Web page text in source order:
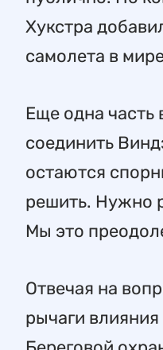
Хукстра
самолета в
Еще одна
соединить
остаются
решить. Нужно
Мы это
Отвечая на
рычаги